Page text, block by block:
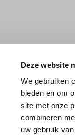
Deze website
We gebruiken
bieden en om
site met onze
combineren
uw gebruik